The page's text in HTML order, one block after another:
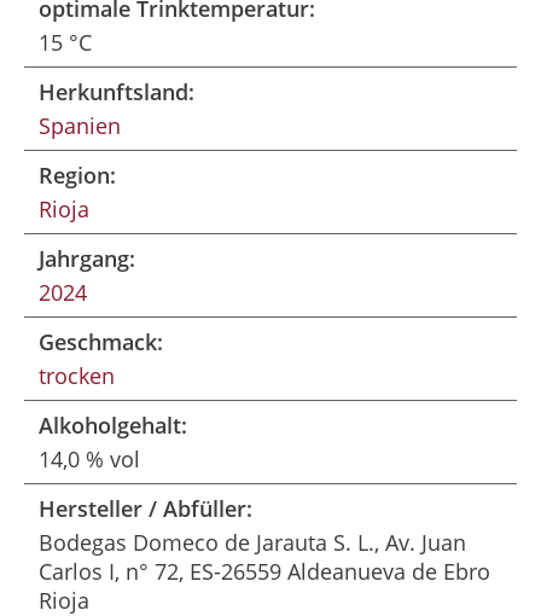
optimale Trinktemperatur:
15 °C
Herkunftsland:
Spanien
Region:
Rioja
Jahrgang:
2024
Geschmack:
trocken
Alkoholgehalt:
14,0 % vol
Hersteller / Abfüller:
Bodegas Domeco de Jarauta S. L., Av. Juan
Carlos I, n° 72, ES-26559 Aldeanueva de Ebro
Rioja